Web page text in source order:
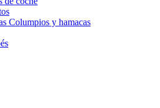
Columpios y hamacas